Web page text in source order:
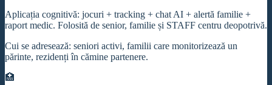
Aplicația cognitivă: jocuri + tracking + chat AI + alertă familie +
raport medic. Folosită de senior, familie și STAFF centru deopotrivă.
Cui se adresează: seniori activi, familii care monitorizează un
părinte, rezidenți în cămine partenere.
🏥